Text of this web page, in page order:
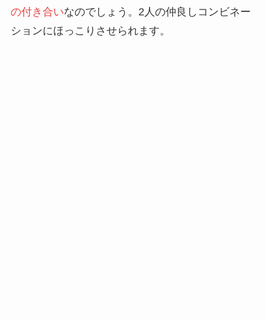
の付き合いなのでしょう。2人の仲良しコンビネー
ションにほっこりさせられます。